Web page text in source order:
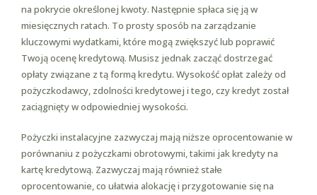
na pokrycie określonej kwoty. Następnie spłaca się ją w
miesięcznych ratach. To prosty sposób na zarządzanie
kluczowymi wydatkami, które mogą zwiększyć lub poprawić
Twoją ocenę kredytową. Musisz jednak zacząć dostrzegać
opłaty związane z tą formą kredytu. Wysokość opłat zależy od
pożyczkodawcy, zdolności kredytowej i tego, czy kredyt został
zaciągnięty w odpowiedniej wysokości.
Pożyczki instalacyjne zazwyczaj mają niższe oprocentowanie w
porównaniu z pożyczkami obrotowymi, takimi jak kredyty na
kartę kredytową. Zazwyczaj mają również stałe
oprocentowanie, co ułatwia alokację i przygotowanie się na